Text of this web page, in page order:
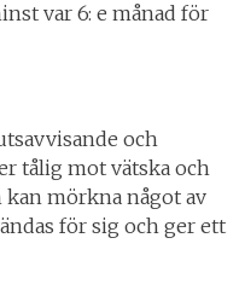
var 6: e månad för
och
tålig mot vätska och
kan mörkna något av
för sig och ger ett